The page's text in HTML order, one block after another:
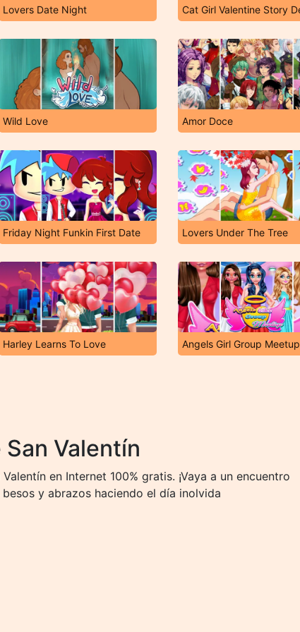
Lovers Date Night
Wild Love Amor Doce
Friday Night Funkin First Date Lovers Under The Tree
Harley Learns To Love Angels Girl Group Meetup
Valentín
en Internet 100% gratis. ¡Vaya a un encuentro
y abrazos haciendo el día inolvida